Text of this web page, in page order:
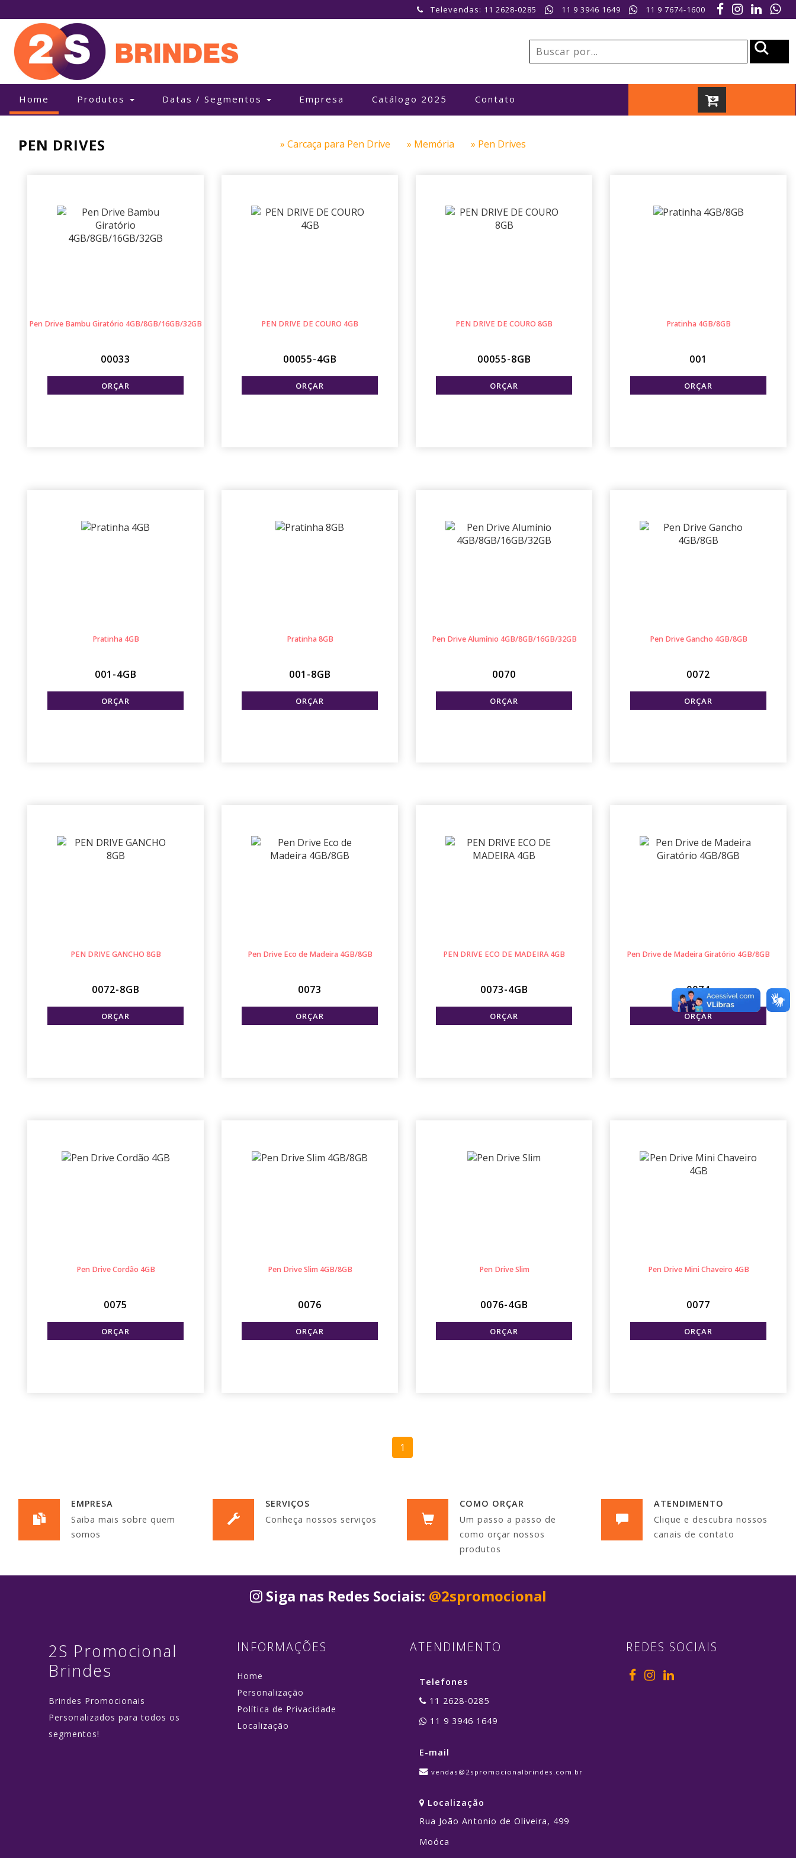
Televendas: 11 2628-0285 11 9 3946 1649 11 9 7674-1600
Home (current)Produtos Datas / Segmentos Empresa Catálogo 2025 Contato
PEN DRIVES » Carcaça para Pen Drive» Memória» Pen Drives
Pen Drive Bambu Giratório 4GB/8GB/16GB/32GB
00033
PEN DRIVE DE COURO 4GB
00055-4GB
PEN DRIVE DE COURO 8GB
00055-8GB
Pratinha 4GB/8GB
001
Pratinha 4GB
001-4GB
Pratinha 8GB
001-8GB
Pen Drive Alumínio 4GB/8GB/16GB/32GB
0070
Pen Drive Gancho 4GB/8GB
0072
PEN DRIVE GANCHO 8GB
0072-8GB
Pen Drive Eco de Madeira 4GB/8GB
0073
PEN DRIVE ECO DE MADEIRA 4GB
0073-4GB
Pen Drive de Madeira Giratório 4GB/8GB
0074
Pen Drive Cordão 4GB
0075
Pen Drive Slim 4GB/8GB
0076
Pen Drive Slim
0076-4GB
Pen Drive Mini Chaveiro 4GB
0077
1
EMPRESA
Saiba mais sobre quem
somos
SERVIÇOS
Conheça nossos serviços
COMO ORÇAR
Um passo a passo de
como orçar nossos
produtos
ATENDIMENTO
Clique e descubra nossos
canais de contato
Siga nas Redes Sociais: @2spromocional
2S Promocional
Brindes
Brindes Promocionais
Personalizados para todos os
segmentos!
INFORMAÇÕES
Home
Personalização
Política de Privacidade
Localização
ATENDIMENTO
Telefones
11 2628-0285
11 9 3946 1649
E-mail
vendas@2spromocionalbrindes.com.br
Localização
Rua João Antonio de Oliveira, 499
Moóca
REDES SOCIAIS